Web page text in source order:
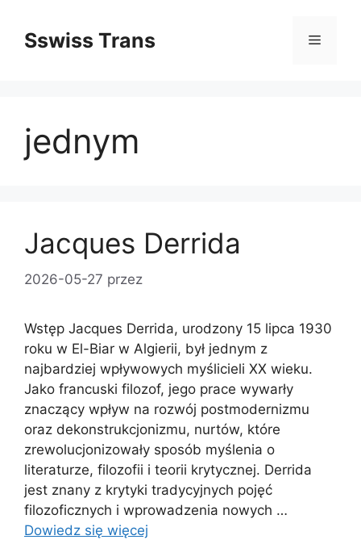
treściSswiss Trans Menu
jednym
Jacques Derrida
2026-05-27 przez
Wstęp Jacques Derrida, urodzony 15 lipca 1930
roku w El-Biar w Algierii, był jednym z
najbardziej wpływowych myślicieli XX wieku.
Jako francuski filozof, jego prace wywarły
znaczący wpływ na rozwój postmodernizmu
oraz dekonstrukcjonizmu, nurtów, które
zrewolucjonizowały sposób myślenia o
literaturze, filozofii i teorii krytycznej. Derrida
jest znany z krytyki tradycyjnych pojęć
filozoficznych i wprowadzenia nowych …
Dowiedz się więcej